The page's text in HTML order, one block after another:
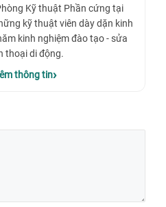
Kỹ thuật Phần cứng tại
kỹ thuật viên dày dặn kinh
kinh nghiệm đào tạo - sửa
thoại di động.
thông tin